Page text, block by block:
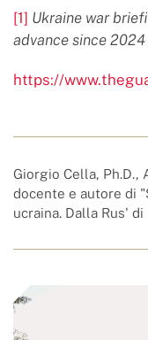
[1] Ukraine war
advance since
https://
Giorgio Cella, Ph.D.,
docente e autore di
ucraina. Dalla Rus'